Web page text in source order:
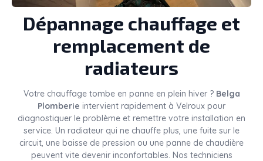
Dépannage chauffage et
remplacement de
radiateurs
Votre chauffage tombe en panne en plein hiver ? Belga
Plomberie intervient rapidement à Velroux pour
diagnostiquer le problème et remettre votre installation en
service. Un radiateur qui ne chauffe plus, une fuite sur le
circuit, une baisse de pression ou une panne de chaudière
peuvent vite devenir inconfortables. Nos techniciens